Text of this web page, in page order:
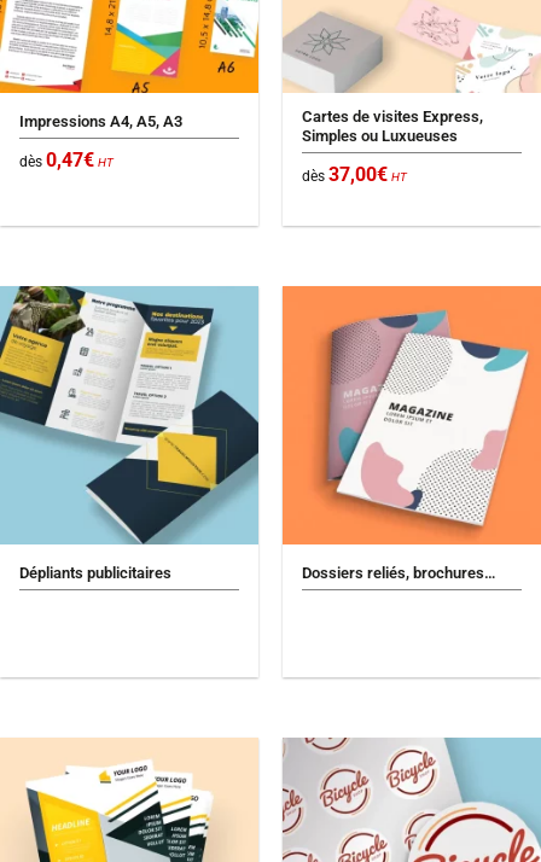
Impressions A4, A5, A3
dès0,47€ HT
Cartes de visites Express,
Simples ou Luxueuses
dès37,00€ HT
Dépliants publicitaires Dossiers reliés, brochures…